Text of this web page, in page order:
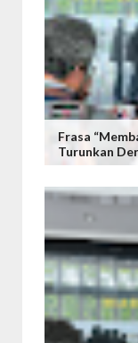
Frasa
Turunkan